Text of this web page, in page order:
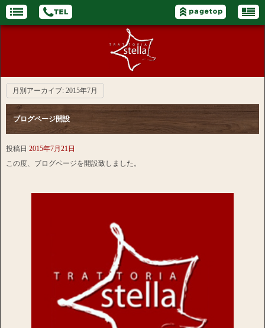
月別アーカイブ: 2015年7月
ブログページ開設
投稿日 2015年7月21日
この度、ブログページを開設致しました。